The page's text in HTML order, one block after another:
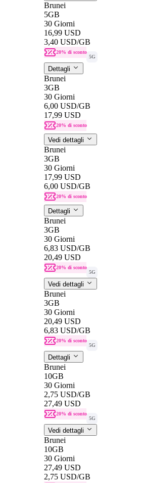
Brunei
5GB
30 Giorni
16,99 USD
3,40 USD/GB
20% di sconto
5G
Dettagli
Brunei
3GB
30 Giorni
6,00 USD/GB
17,99 USD
20% di sconto
Vedi dettagli
Brunei
3GB
30 Giorni
17,99 USD
6,00 USD/GB
20% di sconto
Dettagli
Brunei
3GB
30 Giorni
6,83 USD/GB
20,49 USD
20% di sconto
5G
Vedi dettagli
Brunei
3GB
30 Giorni
20,49 USD
6,83 USD/GB
20% di sconto
5G
Dettagli
Brunei
10GB
30 Giorni
2,75 USD/GB
27,49 USD
20% di sconto
5G
Vedi dettagli
Brunei
10GB
30 Giorni
27,49 USD
2,75 USD/GB